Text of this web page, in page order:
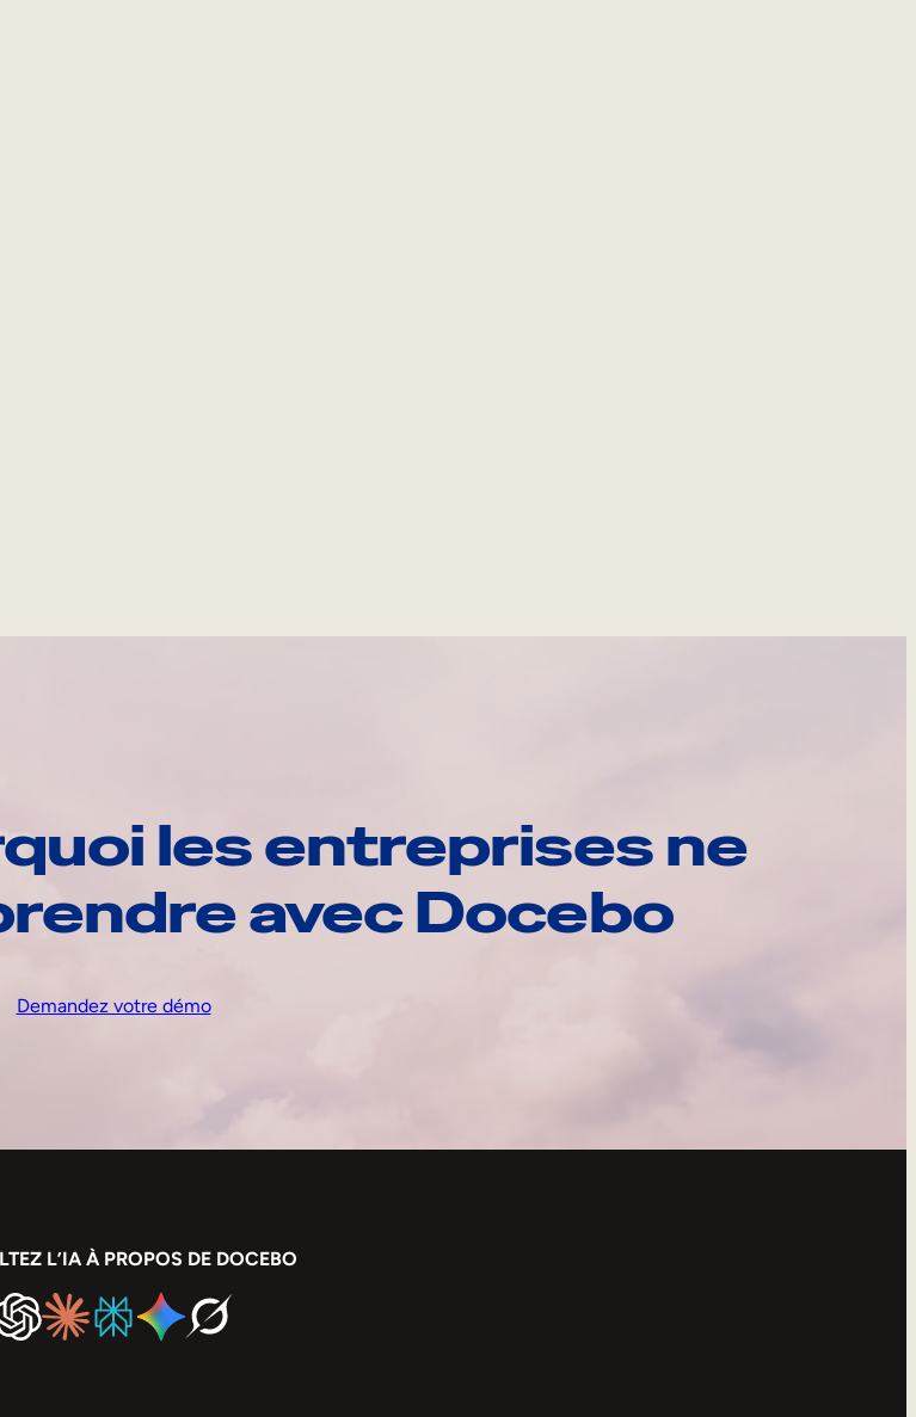
les entreprises ne
avec Docebo
Demandez votre démo
L’IA À PROPOS DE DOCEBO